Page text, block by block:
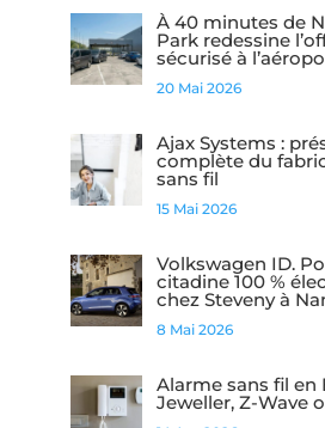
À 40 minutes de
Park redessine
sécurisé à
20 Mai 2026
Ajax Systems :
complète du
sans fil
15 Mai 2026
Volkswagen ID.
citadine 100 %
chez Steveny à
8 Mai 2026
Alarme sans fil en
Jeweller, Z-Wave